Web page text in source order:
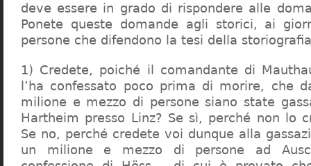
deve essere in grado di rispondere alle
Ponete queste domande agli storici, ai
persone che difendono la tesi della
1) Credete, poiché il comandante di
l’ha confessato poco prima di morire, che
milione e mezzo di persone siano state
Hartheim presso Linz? Se sì, perché non lo
Se no, perché credete voi dunque alla
un milione e mezzo di persone ad